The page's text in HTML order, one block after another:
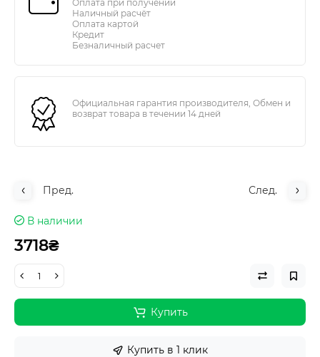
Оплата при получении
Наличный расчёт
Оплата картой
Кредит
Безналичный расчет
Официальная гарантия производителя, Обмен и
возврат товара в течении 14 дней
Пред. След.
В наличии
3718₴
Купить
Купить в 1 клик